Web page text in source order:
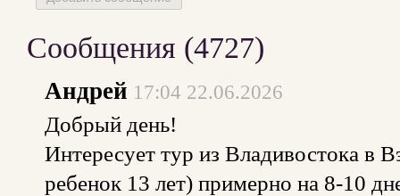
Сообщения (4727)
Андрей 17:04 22.06.2026
Добрый день!
Интересует тур из Владивостока в
ребенок 13 лет) примерно на 8-10